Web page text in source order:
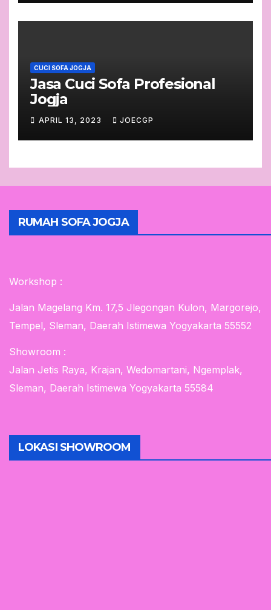
CUCI SOFA JOGJA
Jasa Cuci Sofa Profesional
Jogja
APRIL 13, 2023 JOECGP
RUMAH SOFA JOGJA
Workshop :
Jalan Magelang Km. 17,5 Jlegongan Kulon, Margorejo,
Tempel, Sleman, Daerah Istimewa Yogyakarta 55552
Showroom :
Jalan Jetis Raya, Krajan, Wedomartani, Ngemplak,
Sleman, Daerah Istimewa Yogyakarta 55584
LOKASI SHOWROOM